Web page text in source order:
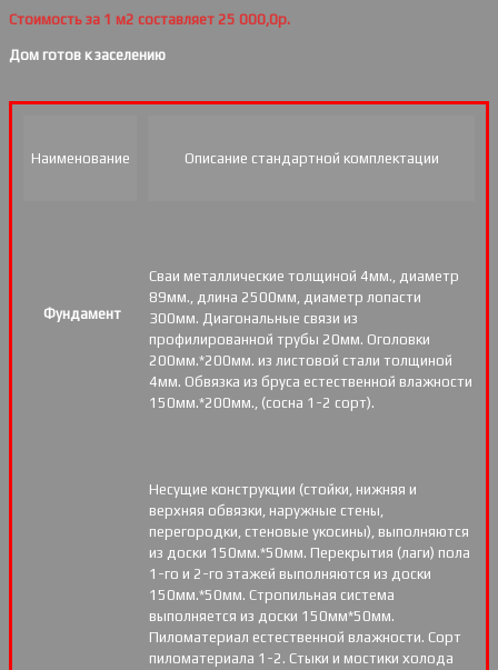
Стоимость за 1 м2 составляет 25 000,0р.
Дом готов к заселению
Наименование Описание стандартной комплектации
Фундамент
Сваи металлические толщиной 4мм., диаметр
89мм., длина 2500мм, диаметр лопасти
300мм. Диагональные связи из
профилированной трубы 20мм. Оголовки
200мм.*200мм. из листовой стали толщиной
4мм. Обвязка из бруса естественной влажности
150мм.*200мм., (сосна 1-2 сорт).
Несущие конструкции (стойки, нижняя и
верхняя обвязки, наружные стены,
перегородки, стеновые укосины), выполняются
из доски 150мм.*50мм. Перекрытия (лаги) пола
1-го и 2-го этажей выполняются из доски
150мм.*50мм. Стропильная система
выполняется из доски 150мм*50мм.
Пиломатериал естественной влажности. Сорт
пиломатериала 1-2. Стыки и мостики холода